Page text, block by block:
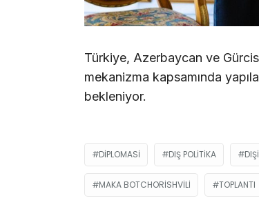
Türkiye, Azerbaycan ve
mekanizma kapsamında
bekleniyor.
DIPLOMASI DIŞ POLITIKA
MAKA BOTCHORISHVILI TOPLANTI